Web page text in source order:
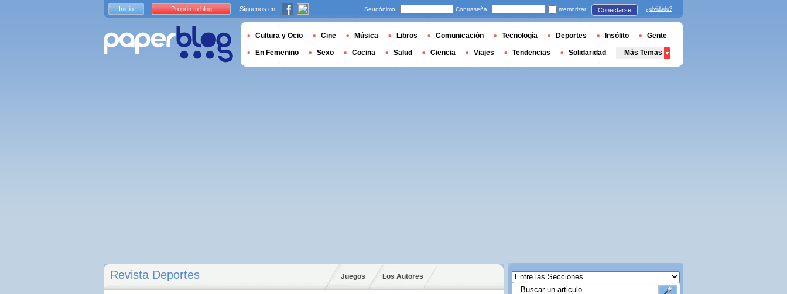
Revista Deportes Juegos Los Autores
Inicio Propón tu blog Síguenos en Seudónimo Contraseña memorizar Conectarse ¿olvidado?
Cultura y Ocio Cine Música Libros Comunicación Tecnología Deportes Insólito Gente
En Femenino Sexo Cocina Salud Ciencia Viajes Tendencias Solidaridad Más Temas